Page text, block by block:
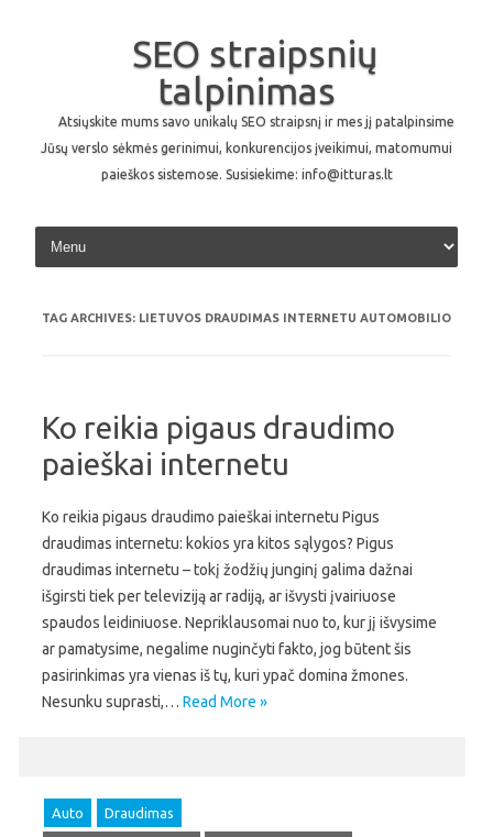
SEO straipsnių
talpinimas
Atsiųskite mums savo unikalų SEO straipsnį ir mes jį patalpinsime
Jūsų verslo sėkmės gerinimui, konkurencijos įveikimui, matomumui
paieškos sistemose. Susisiekime: info@itturas.lt
Skip to content
TAG ARCHIVES: LIETUVOS DRAUDIMAS INTERNETU AUTOMOBILIO
Ko reikia pigaus draudimo
paieškai internetu
Ko reikia pigaus draudimo paieškai internetu Pigus
draudimas internetu: kokios yra kitos sąlygos? Pigus
draudimas internetu – tokį žodžių junginį galima dažnai
išgirsti tiek per televiziją ar radiją, ar išvysti įvairiuose
spaudos leidiniuose. Nepriklausomai nuo to, kur jį išvysime
ar pamatysime, negalime nuginčyti fakto, jog būtent šis
pasirinkimas yra vienas iš tų, kuri ypač domina žmones.
Nesunku suprasti,… Read More »
Auto Draudimas